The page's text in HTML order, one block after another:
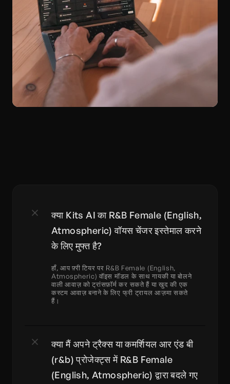
क्या Kits AI का R&B Female (English,
Atmospheric) वॉयस चेंजर इस्तेमाल करने
के लिए मुफ्त है?
हाँ, आप फ़्री टियर पर R&B Female (English,
Atmospheric) वॉइस मॉडल के साथ गायकी या बोलने
वाली आवाज़ को ट्रांसफ़ॉर्म कर सकते हैं या खुद की एक
कस्टम आवाज़ बनाने के लिए फ्री ट्रायल आज़मा सकते
हैं।
क्या मैं अपने ट्रैक्स या कमर्शियल आर एंड बी
(r&b) प्रोजेक्ट्स में R&B Female
(English, Atmospheric) द्वारा बदले गए